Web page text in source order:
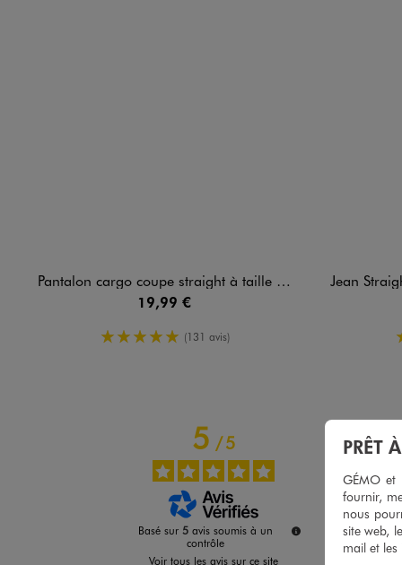
Pantalon cargo coupe straight à taille ajustable fille
19,99 €
5/5 de moyenne
(131 avis)
Jean
5/5
Basé sur 5 avis soumis à un
contrôle
Voir tous les avis sur ce site
PRÊT
GÉMO et
fournir,
nous
site web,
mail et les